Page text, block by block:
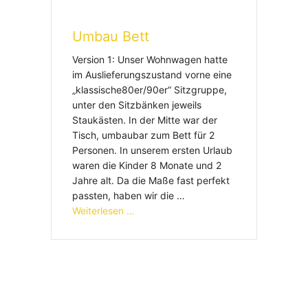
Umbau Bett
Version 1: Unser Wohnwagen hatte
im Auslieferungszustand vorne eine
„klassische80er/90er“ Sitzgruppe,
unter den Sitzbänken jeweils
Staukästen. In der Mitte war der
Tisch, umbaubar zum Bett für 2
Personen. In unserem ersten Urlaub
waren die Kinder 8 Monate und 2
Jahre alt. Da die Maße fast perfekt
passten, haben wir die …
Weiterlesen …